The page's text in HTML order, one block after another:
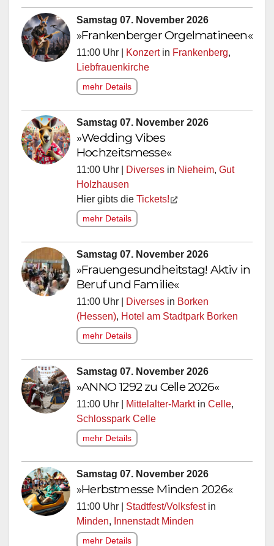
Samstag 07. November 2026
»Frankenberger Orgelmatineen«
11:00 Uhr | Konzertin Frankenberg,
Liebfrauenkirche
mehr Details
Samstag 07. November 2026
»Wedding Vibes
Hochzeitsmesse«
11:00 Uhr | Diverses in Nieheim, Gut
Holzhausen
Hier gibts die Tickets!
mehr Details
Samstag 07. November 2026
»Frauengesundheitstag! Aktiv in
Beruf und Familie«
11:00 Uhr | Diverses in Borken
(Hessen), Hotel am Stadtpark Borken
mehr Details
Samstag 07. November 2026
»ANNO 1292 zu Celle 2026«
11:00 Uhr | Mittelalter-Marktin Celle,
Schlosspark Celle
mehr Details
Samstag 07. November 2026
»Herbstmesse Minden 2026«
11:00 Uhr | Stadtfest/Volksfestin
Minden, Innenstadt Minden
mehr Details